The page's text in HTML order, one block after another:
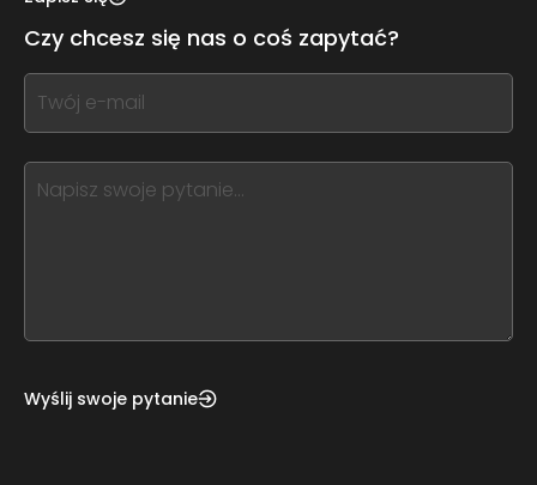
this
form
field
blank
Czy chcesz się nas o coś zapytać?
If
you
this,
leave
Wyślij swoje pytanie